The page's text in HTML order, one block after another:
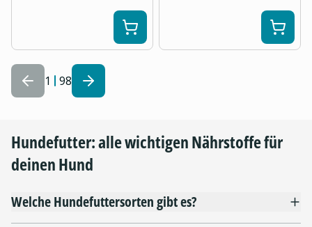
1 98
Hundefutter: alle wichtigen Nährstoffe für
deinen Hund
Welche Hundefuttersorten gibt es?